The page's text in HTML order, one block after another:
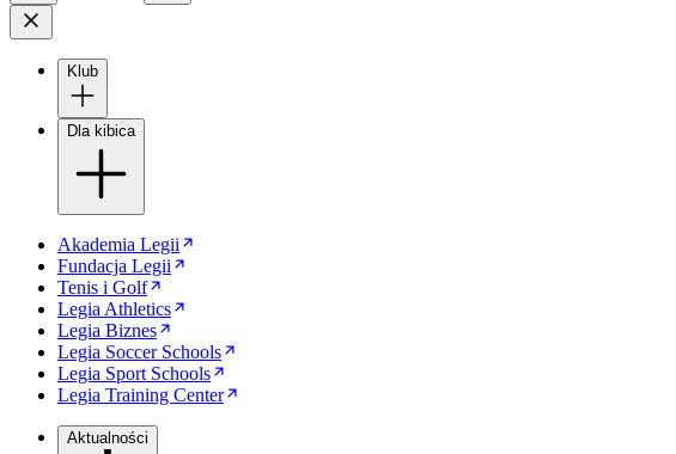
Klub
Dla kibica
Akademia Legii
Fundacja Legii
Tenis i Golf
Legia Athletics
Legia Biznes
Legia Soccer Schools
Legia Sport Schools
Legia Training Center
Aktualności